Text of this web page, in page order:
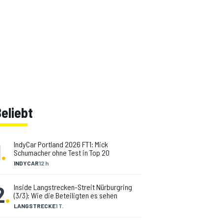
. INDYCAR12 h
IndyCar Portland 2026 FT1: Mick
Schumacher ohne Test in Top 20
. LANGSTRECKE1 T.
Inside Langstrecken-Streit Nürburgring
(3/3): Wie die Beteiligten es sehen